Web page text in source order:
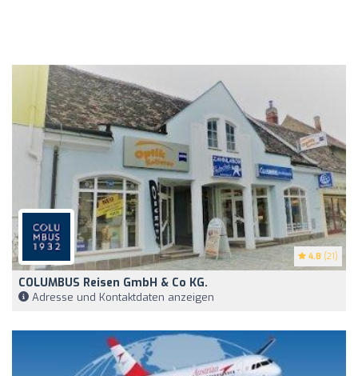
4.8 (21)
COLUMBUS Reisen GmbH & Co KG.
Adresse und Kontaktdaten anzeigen